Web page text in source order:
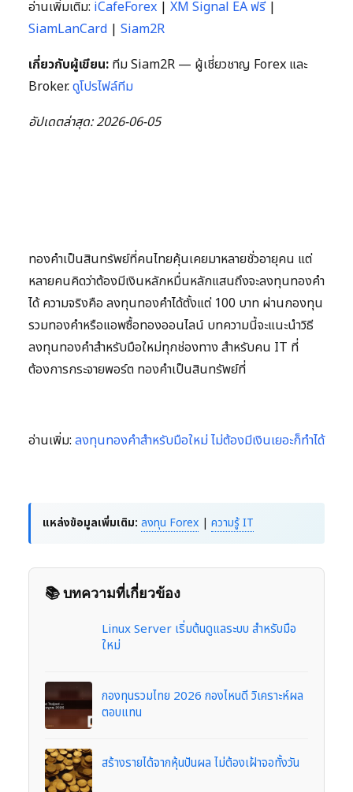
อ่านเพิ่มเติม: iCafeForex | XM Signal EA ฟรี|
SiamLanCard | Siam2R
เกี่ยวกับผู้เขียน: ทีม Siam2R — ผู้เชี่ยวชาญ Forex และ
Broker.ดูโปรไฟล์ทีม
อัปเดตล่าสุด: 2026-06-05
ทองคำเป็นสินทรัพย์ที่คนไทยคุ้นเคยมาหลายชั่วอายุคน แต่
หลายคนคิดว่าต้องมีเงินหลักหมื่นหลักแสนถึงจะลงทุนทองคำ
ได้ ความจริงคือ ลงทุนทองคำได้ตั้งแต่ 100 บาท ผ่านกองทุน
รวมทองคำหรือแอพซื้อทองออนไลน์ บทความนี้จะแนะนำวิธี
ลงทุนทองคำสำหรับมือใหม่ทุกช่องทาง สำหรับคน IT ที่
ต้องการกระจายพอร์ต ทองคำเป็นสินทรัพย์ที่
อ่านเพิ่ม: ลงทุนทองคำสำหรับมือใหม่ ไม่ต้องมีเงินเยอะก็ทำได้
แหล่งข้อมูลเพิ่มเติม: ลงทุน Forex | ความรู้ IT
📚 บทความที่เกี่ยวข้อง
Linux Server เริ่มต้นดูแลระบบ สำหรับมือ
ใหม่
กองทุนรวมไทย 2026 กองไหนดี วิเคราะห์ผล
ตอบแทน
สร้างรายได้จากหุ้นปันผล ไม่ต้องเฝ้าจอทั้งวัน